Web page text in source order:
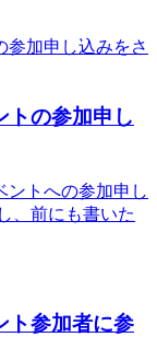
トの参加申し
ントへの参加申し
、前にも書いた
ト参加者に参